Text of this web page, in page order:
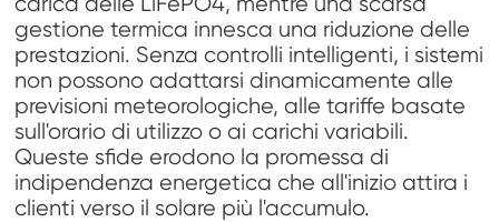
gestione termica innesca una riduzione delle
prestazioni. Senza controlli intelligenti, i sistemi
non possono adattarsi dinamicamente alle
previsioni meteorologiche, alle tariffe basate
sull'orario di utilizzo o ai carichi variabili.
Queste sfide erodono la promessa di
indipendenza energetica che all'inizio attira i
clienti verso il solare più l'accumulo.